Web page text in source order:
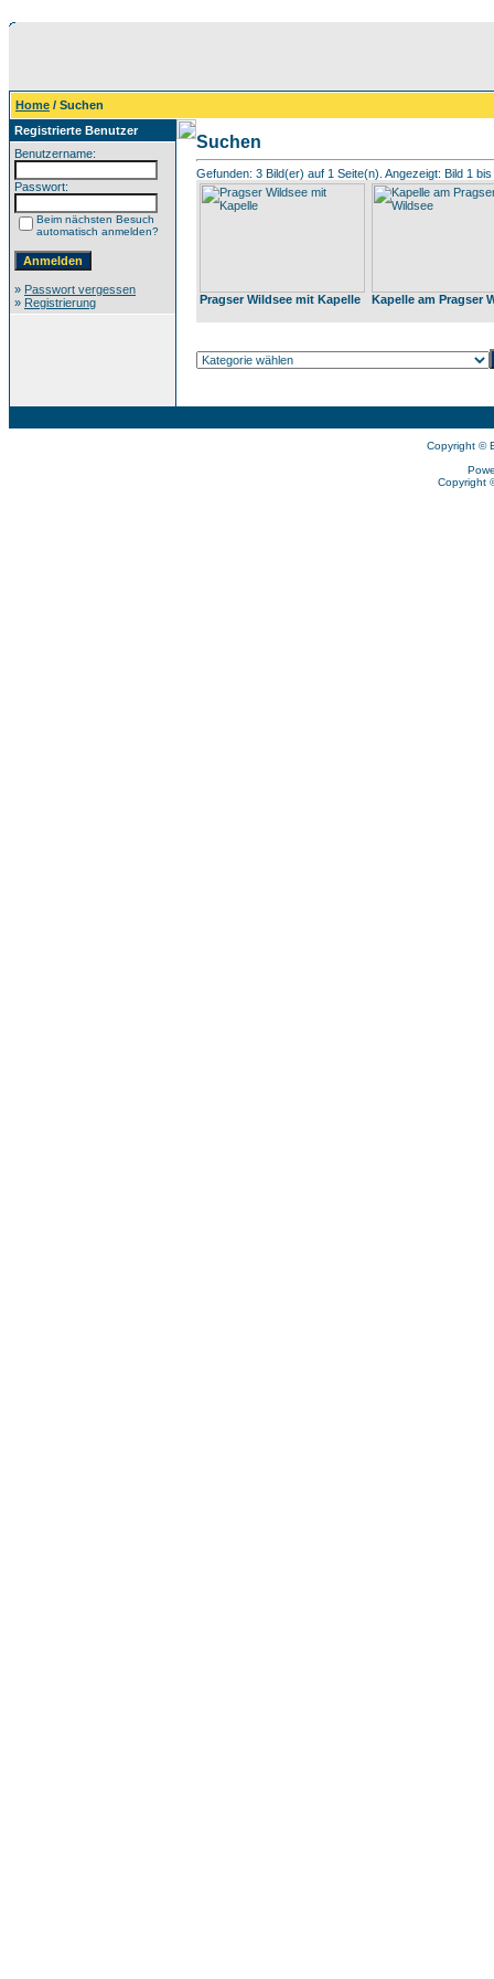
Home / Suchen
Registrierte Benutzer
Benutzername:
Passwort:
Beim nächsten Besuch
automatisch anmelden?
» Passwort vergessen
» Registrierung
Suchen
Gefunden: 3 Bild(er) auf 1 Seite(n). Angezeigt: Bild 1 bis
Pragser Wildsee mit Kapelle Kapelle am Pragser
Copyright ©
Copyright